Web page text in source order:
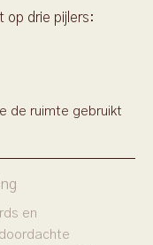
op drie pijlers:
de ruimte gebruikt
en